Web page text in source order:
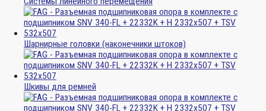
Шарнирные головки (наконечники штоков)
Шкивы для ремней